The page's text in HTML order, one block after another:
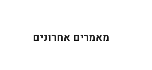
מאמרים אחרונים